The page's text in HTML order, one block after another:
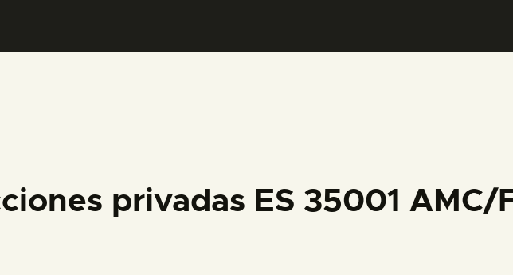
privadas ES 35001 AMC/